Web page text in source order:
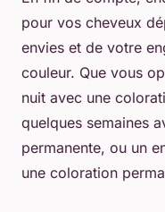
pour vos cheveux
envies et de votre
couleur. Que vous
nuit avec une
quelques semaines
permanente, ou un
une coloration